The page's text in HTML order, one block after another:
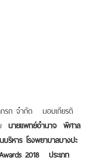
รถ จำกัด มอบเกียรติ
นายแพทย์อำนาจ พิศาล
ริหาร โรงพยาบาลบางปะ
2018
ประเภท